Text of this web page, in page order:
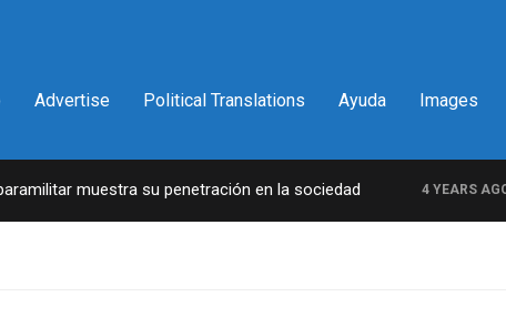
Advertise Political Translations Ayuda Images
muestra su penetración en la sociedad 4 YEARS AGO